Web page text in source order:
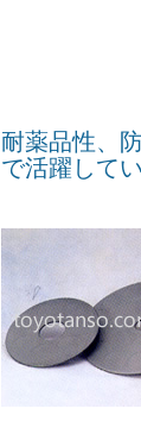
耐薬品性、
で活躍してい